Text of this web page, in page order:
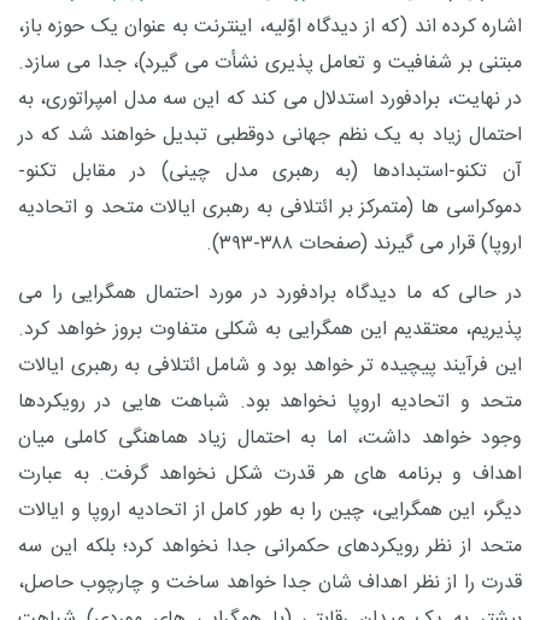
اشاره کرده ‌اند (که از دیدگاه اوّلیه، اینترنت به‌ عنوان یک حوزه باز،
مبتنی بر شفافیت و تعامل ‌پذیری نشأت می ‌گیرد)، جدا می ‌سازد.
در نهایت، برادفورد استدلال می ‌کند که این سه مدل امپراتوری، به
احتمال زیاد به یک نظم جهانی دوقطبی تبدیل خواهند شد که در
آن تکنو-استبدادها (به رهبری مدل چینی) در مقابل تکنو-
دموکراسی‌ ها (متمرکز بر ائتلافی به رهبری ایالات متحد و اتحادیه
اروپا) قرار می ‌گیرند (صفحات ۳۸۸-۳۹۳).
در حالی که ما دیدگاه برادفورد در مورد احتمال همگرایی را می
‌پذیریم، معتقدیم این همگرایی به شکلی متفاوت بروز خواهد کرد.
این فرآیند پیچیده ‌تر خواهد بود و شامل ائتلافی به رهبری ایالات
متحد و اتحادیه اروپا نخواهد بود. شباهت‌ هایی در رویکردها
وجود خواهد داشت، اما به‌ احتمال زیاد هماهنگی کاملی میان
اهداف و برنامه ‌های هر قدرت شکل نخواهد گرفت. به عبارت
دیگر، این همگرایی، چین را به ‌طور کامل از اتحادیه اروپا و ایالات
متحد از نظر رویکردهای حکمرانی جدا نخواهد کرد؛ بلکه این سه
قدرت را از نظر اهداف ‌شان جدا خواهد ساخت و چارچوب حاصل،